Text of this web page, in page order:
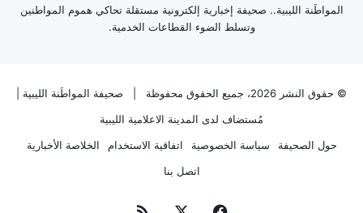
‏المواطَنة الليبية.. صحيفة إخبارية إلكترونية مستقلة تحاكي هموم المواطنين
وتسلط الضوء القطاعات الخدمية.
© حقوق النشر 2026، جميع الحقوق محفوظة | صحيفة المواطَنة الليبية
مُستضاف لدى المدينة الاعلامية الليبية
حول الصحيفة
سياسة الخصوصية اتفاقية الاستخدام
الخلاصة الأخبارية
اتصل بنا